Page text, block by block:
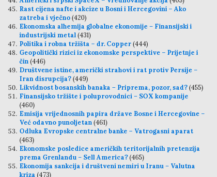
Rast cijena nafte i akcize u Bosni i Hercegovini – Ako
zatreba i vječno(420)
Ekonomska alhemija globalne ekonomije – Finansijski i
industrijski metal(431)
Politika i robna tržišta – dr. Copper(444)
Geopolitički rizici iz ekonomske perspektive – Prijetnje i
čin(446)
Društvene istine, američki strahovi i rat protiv Persije –
Iran disrupcija?(449)
Likvidnost bosanskih banaka – Priprema, pozor, sad?(455)
Finansijsko tržište i poluprovodnici – SOX kompanije
(460)
Emisija vrijednosnih papira države Bosne i Hercegovine –
Već odavno punoljetan(461)
Odluka Evropske centralne banke – Vatrogasni aparat
(463)
Ekonomske posledice američkih teritorijalnih pretenzija
prema Grenlandu – Sell America?(465)
Ekonomija sankcija i društveni nemiri u Iranu – Valutna
kriza (473)